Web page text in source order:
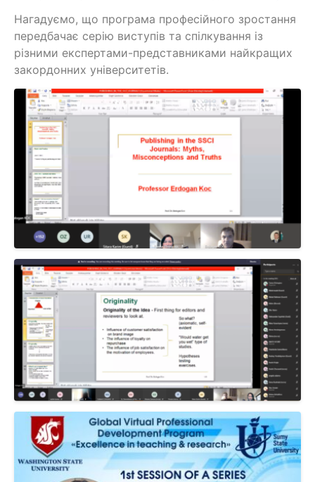
Нагадуємо, що програма професійного зростання
передбачає серію виступів та спілкування із
різними експертами-представниками найкращих
закордонних університетів.